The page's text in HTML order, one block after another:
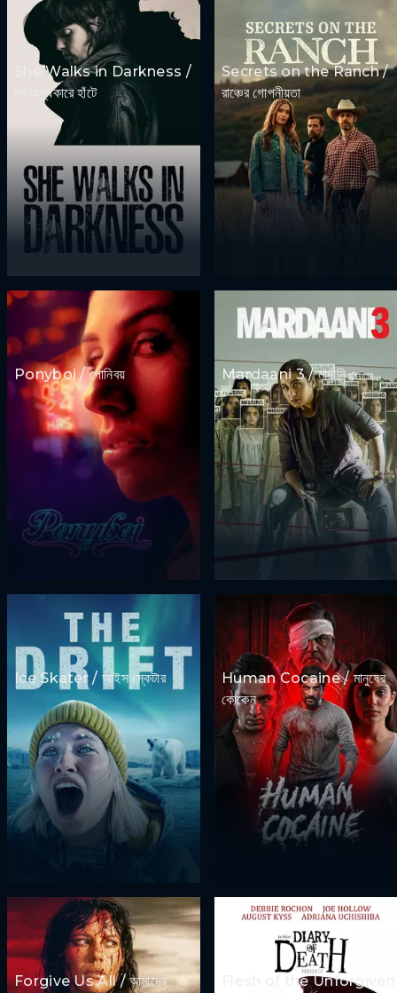
She Walks in Darkness /
সে অন্ধকারে হাঁটে
Secrets on the Ranch /
রাঞ্চের গোপনীয়তা
Ponyboi / পোনিবয় Mardaani 3 / মার্দানি ৩
Ice Skater / আইস স্কেটার
Human Cocaine / মানুষের
কোকেন
Forgive Us All / আমাদের
Flesh of the Unforgiven